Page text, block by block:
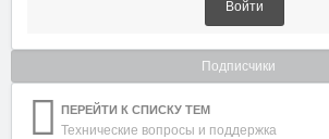
Войти
Подписчики
ПЕРЕЙТИ К СПИСКУ ТЕМ
Технические вопросы и поддержка